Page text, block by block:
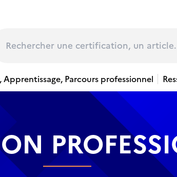
Apprentissage, Parcours professionnel